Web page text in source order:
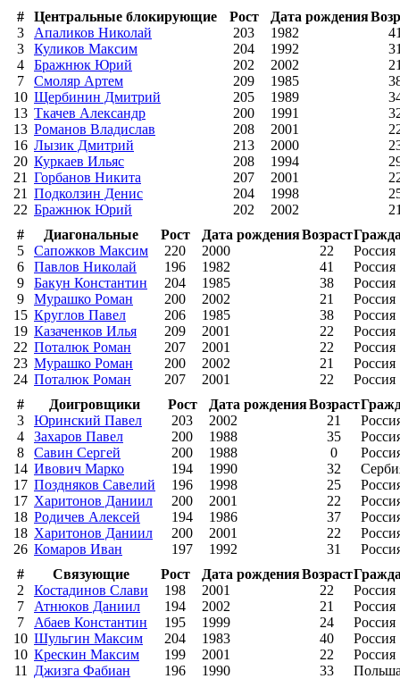
# Центральные блокирующие Рост Дата рождения
3
Апаликов Николай 203 1982
3
Куликов Максим 204 1992
4
Бражнюк Юрий 202 2002
7
Смоляр Артем 209 1985
10 Щербинин Дмитрий 205 1989
13 Ткачев Александр 200 1991
13 Романов Владислав 208 2001
16 Лызик Дмитрий 213 2000
20 Куркаев Ильяс 208 1994
21 Горбанов Никита 207 2001
21 Подколзин Денис 204 1998
22 Бражнюк Юрий 202 2002
#
Диагональные Рост Дата рожденияВозраст
5
Сапожков Максим 220 2000 22
Россия
6
Павлов Николай 196 1982 41
Россия
9
Бакун Константин 204 1985 38
Россия
9
Мурашко Роман 200 2002 21
Россия
15 Круглов Павел 206 1985 38
Россия
19 Казаченков Илья 209 2001 22
Россия
22 Поталюк Роман 207 2001 22
Россия
23 Мурашко Роман 200 2002 21
Россия
24 Поталюк Роман 207 2001 22
Россия
#
Доигровщики Рост Дата рожденияВозраст
3
Юринский Павел 203 2002 21
4
Захаров Павел 200 1988 35
8
Савин Сергей 200 1988 0
14 Ивович Марко 194 1990 32
17 Поздняков Савелий 196 1998 25
17 Харитонов Даниил 200 2001 22
18 Родичев Алексей 194 1986 37
18 Харитонов Даниил 200 2001 22
26 Комаров Иван 197 1992 31
#
Связующие Рост Дата рожденияВозраст
2
Костадинов Слави 198 2001 22
Россия
7
Атнюков Даниил 194 2002 21
Россия
7
Абаев Константин 195 1999 24
Россия
10 Шульгин Максим 204 1983 40
Россия
10 Крескин Максим 199 2001 22
Россия
11
Джизга Фабиан 196 1990 33